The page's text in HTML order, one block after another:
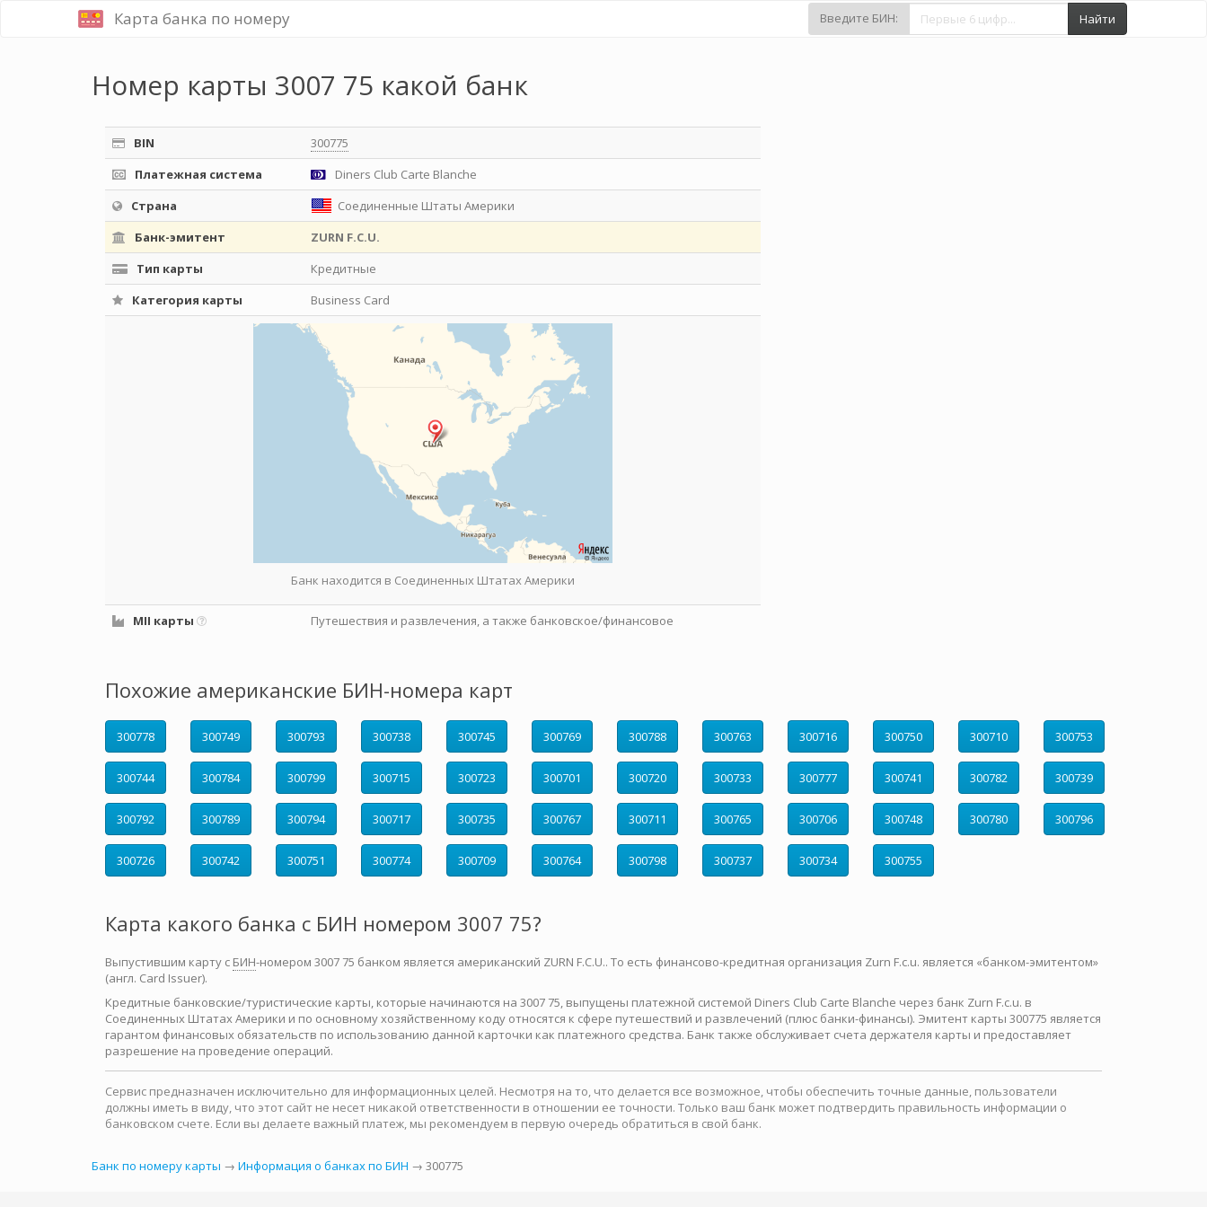
Карта банка по номеру Введите БИН: Найти
Номер карты 3007 75 какой банк
BIN
300775
Платежная система
Diners Club Carte Blanche
Страна
Соединенные Штаты Америки
Банк-эмитент
ZURN F.C.U.
Тип карты
Кредитные
Категория карты
Business Card
Банк находится в Соединенных Штатах Америки
MII карты Путешествия и развлечения, а также банковское/финансовое
Похожие американские БИН-номера карт
300778 300749 300793 300738 300745 300769 300788 300763 300716 300750 300710 300753
300744 300784 300799 300715 300723 300701 300720 300733 300777 300741 300782 300739
300792 300789 300794 300717 300735 300767 300711 300765 300706 300748 300780 300796
300726 300742 300751 300774 300709 300764 300798 300737 300734 300755
Карта какого банка с БИН номером 3007 75?
Выпустившим карту с БИН-номером 3007 75 банком является американский ZURN F.C.U.. То есть финансово-кредитная организация Zurn F.c.u. является «банком-эмитентом»
(англ. Card Issuer).
Кредитные банковские/туристические карты, которые начинаются на 3007 75, выпущены платежной системой Diners Club Carte Blanche через банк Zurn F.c.u. в
Соединенных Штатах Америки и по основному хозяйственному коду относятся к сфере путешествий и развлечений (плюс банки-финансы). Эмитент карты 300775 является
гарантом финансовых обязательств по использованию данной карточки как платежного средства. Банк также обслуживает счета держателя карты и предоставляет
разрешение на проведение операций.
Сервис предназначен исключительно для информационных целей. Несмотря на то, что делается все возможное, чтобы обеспечить точные данные, пользователи
должны иметь в виду, что этот сайт не несет никакой ответственности в отношении ее точности. Только ваш банк может подтвердить правильность информации о
банковском счете. Если вы делаете важный платеж, мы рекомендуем в первую очередь обратиться в свой банк.
Банк по номеру карты → Информация о банках по БИН → 300775